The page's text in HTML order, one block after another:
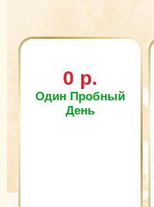
0 р.
Один Пробный
День